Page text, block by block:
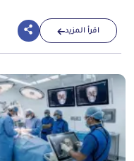
اقرأ المزيد